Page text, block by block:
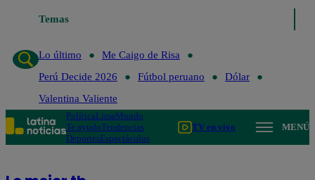
Temas
de Risa Perú Decide 2026
Lo último
Me Caigo de Risa
Perú Decide 2026
Fútbol peruano
Dólar
Valentina Valiente
PolíticaLimaMundo
Te ayudoTendencias
DeportesEspectáculos
TV en vivo MENÚ